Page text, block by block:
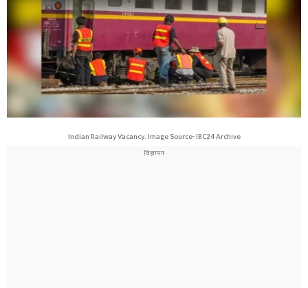
Indian Railway Vacancy. Image Source- IBC24 Archive